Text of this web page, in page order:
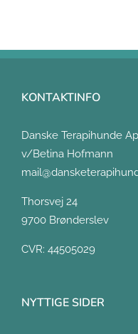
KONTAKTINFO
Danske Terapihunde
v/Betina Hofmann
Thorsvej 24
9700 Brønderslev
CVR: 44505029
NYTTIGE SIDER